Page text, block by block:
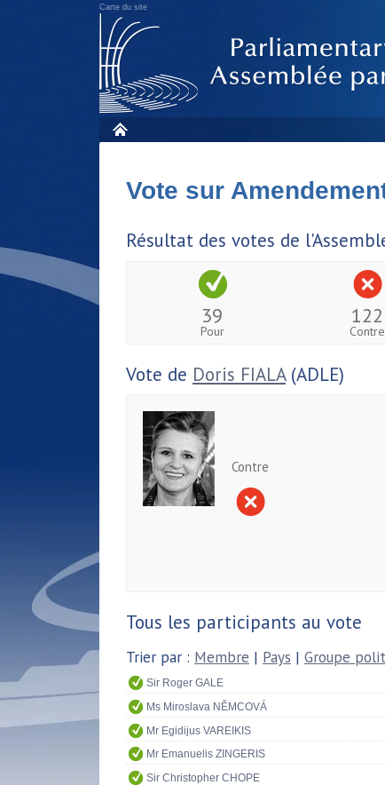
Carte du site
Vote sur
Résultat des votes de
39
Pour
122
Contre
Vote de Doris FIALA(ADLE)
Contre
Tous les participants au vote
Trier par : Membre | Pays | Groupe
Sir Roger GALE
Ms Miroslava NĚMCOVÁ
Mr Egidijus VAREIKIS
Mr Emanuelis ZINGERIS
Sir Christopher CHOPE